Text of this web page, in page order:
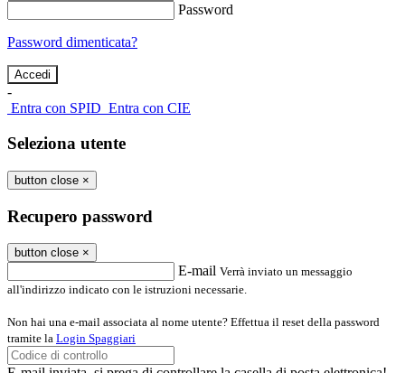
Password
Password dimenticata?
-
Entra con SPID Entra con CIE
Seleziona utente
button close ×
Recupero password
button close ×
E-mail Verrà inviato un messaggio
all'indirizzo indicato con le istruzioni necessarie.
Non hai una e-mail associata al nome utente? Effettua il reset della password
tramite la Login Spaggiari